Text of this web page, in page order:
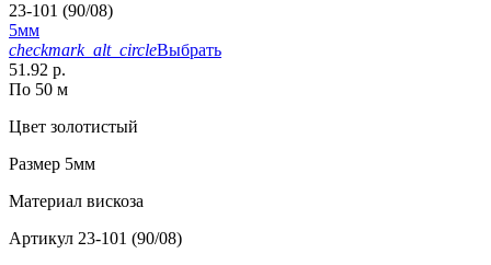
23-101 (90/08)
5мм
checkmark_alt_circleВыбрать
51.92 р.
По 50 м
Цвет золотистый
Размер 5мм
Материал вискоза
Артикул 23-101 (90/08)